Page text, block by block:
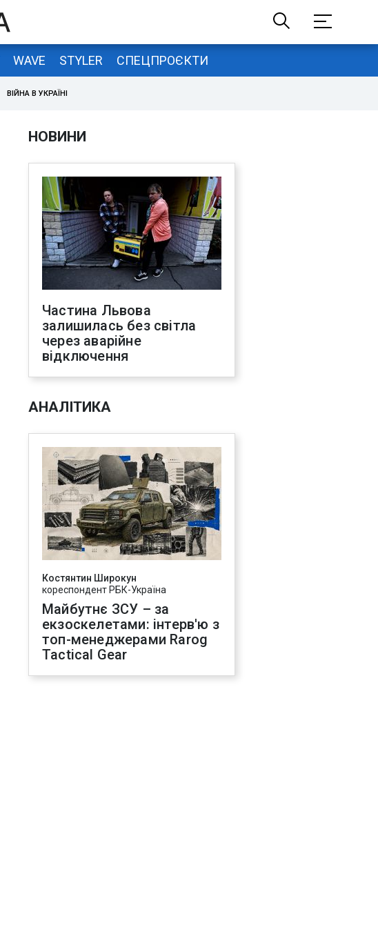
WAVE STYLER СПЕЦПРОЄКТИ
ВІЙНА В УКРАЇНІ
НОВИНИ
Частина Львова
залишилась без світла
через аварійне
відключення
АНАЛІТИКА
Костянтин Широкун
кореспондент РБК-Україна
Майбутнє ЗСУ – за
екзоскелетами: інтерв'ю з
топ-менеджерами Rarog
Tactical Gear